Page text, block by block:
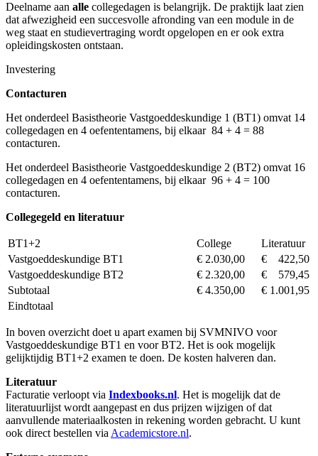
Deelname aan alle collegedagen is belangrijk. De praktijk laat zien
dat afwezigheid een succesvolle afronding van een module in de
weg staat en studievertraging wordt opgelopen en er ook extra
opleidingskosten ontstaan.
Investering
Contacturen
Het onderdeel Basistheorie Vastgoeddeskundige 1 (BT1) omvat 14
collegedagen en 4 oefententamens, bij elkaar 84 + 4 = 88
contacturen.
Het onderdeel Basistheorie Vastgoeddeskundige 2 (BT2) omvat 16
collegedagen en 4 oefententamens, bij elkaar 96 + 4 = 100
contacturen.
Collegegeld en literatuur
BT1+2 College
Literatuur
Vastgoeddeskundige BT1
€ 2.030,00
€ 422,50
Vastgoeddeskundige BT2
€ 2.320,00
€ 579,45
Subtotaal
€ 4.350,00
€ 1.001,95
Eindtotaal
In boven overzicht doet u apart examen bij SVMNIVO voor
Vastgoeddeskundige BT1 en voor BT2. Het is ook mogelijk
gelijktijdig BT1+2 examen te doen. De kosten halveren dan.
Literatuur
Facturatie verloopt via Indexbooks.nl. Het is mogelijk dat de
literatuurlijst wordt aangepast en dus prijzen wijzigen of dat
aanvullende materiaalkosten in rekening worden gebracht. U kunt
ook direct bestellen viaAcademicstore.nl.